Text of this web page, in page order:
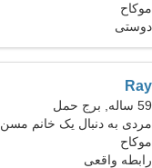
دارم
موکاح
دوستی
Ray
59 ساله, برج حمل
مردی به دنبال یک خانم مسن
47-55
موکاح
رابطه واقعی